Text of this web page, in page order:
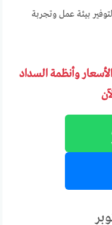
بيئة عمل وتجربة
وأنظمة السداد